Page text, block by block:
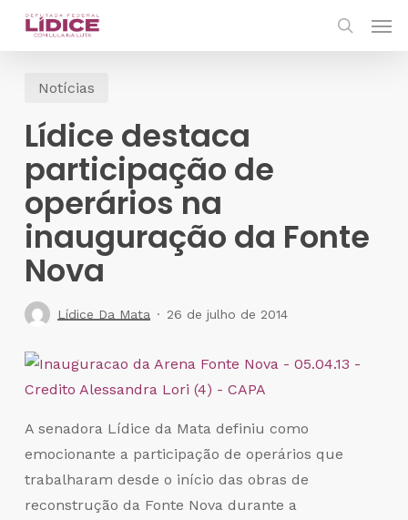
Skip
contentNotícias
Lídice destaca
participação de
operários na
inauguração da Fonte
Nova
Lídice Da Mata 26 de julho de 2014
A senadora Lídice da Mata definiu como
emocionante a participação de operários que
trabalharam desde o início das obras de
reconstrução da Fonte Nova durante a